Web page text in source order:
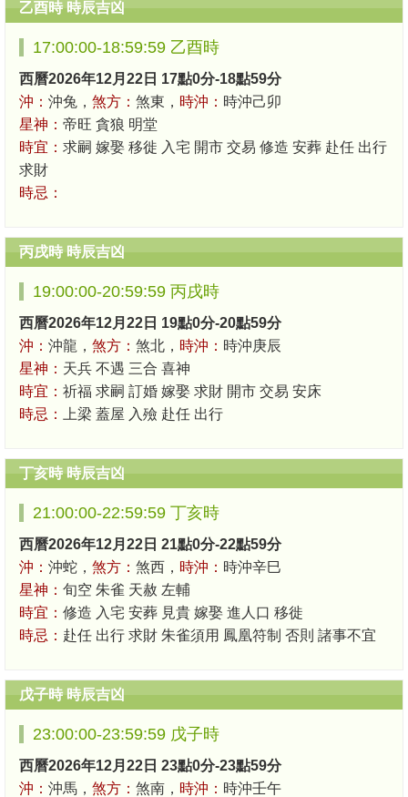
乙酉時 時辰吉凶
17:00:00-18:59:59 乙酉時
西曆2026年12月22日 17點0分-18點59分
沖： 沖兔， 煞方： 煞東， 時沖： 時沖己卯
星神： 帝旺 貪狼 明堂
時宜： 求嗣 嫁娶 移徙 入宅 開市 交易 修造 安葬 赴任 出行
求財
時忌：
丙戌時 時辰吉凶
19:00:00-20:59:59 丙戌時
西曆2026年12月22日 19點0分-20點59分
沖： 沖龍， 煞方： 煞北， 時沖： 時沖庚辰
星神： 天兵 不遇 三合 喜神
時宜： 祈福 求嗣 訂婚 嫁娶 求財 開市 交易 安床
時忌：
上梁 蓋屋 入殮 赴任 出行
丁亥時 時辰吉凶
21:00:00-22:59:59 丁亥時
西曆2026年12月22日 21點0分-22點59分
沖： 沖蛇， 煞方： 煞西， 時沖： 時沖辛巳
星神： 旬空 朱雀 天赦 左輔
時宜： 修造 入宅 安葬 見貴 嫁娶 進人口 移徙
時忌： 赴任 出行 求財 朱雀須用 鳳凰符制 否則 諸事不宜
戊子時 時辰吉凶
23:00:00-23:59:59 戊子時
西曆2026年12月22日 23點0分-23點59分
沖： 沖馬， 煞方： 煞南， 時沖： 時沖壬午